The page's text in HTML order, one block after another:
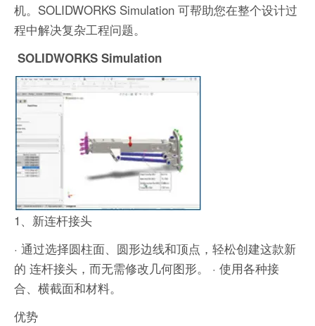
机。SOLIDWORKS Simulation 可帮助您在整个设计过
程中解决复杂工程问题。
SOLIDWORKS Simulation
1、新连杆接头
· 通过选择圆柱面、圆形边线和顶点，轻松创建这款新
的 连杆接头，而无需修改几何图形。
· 使用各种接
合、横截面和材料。
优势